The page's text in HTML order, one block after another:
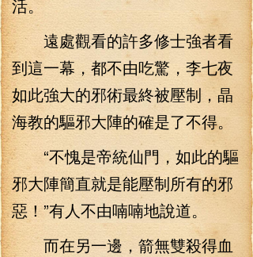
活。
遠處觀看的許多修士強者看
到這一幕，都不由吃驚，李七夜
如此強大的邪術最終被壓制，晶
海教的驅邪大陣的確是了不得。
“不愧是帝統仙門，如此的驅
邪大陣簡直就是能壓制所有的邪
惡！”有人不由喃喃地說道。
而在另一邊，箭無雙殺得血